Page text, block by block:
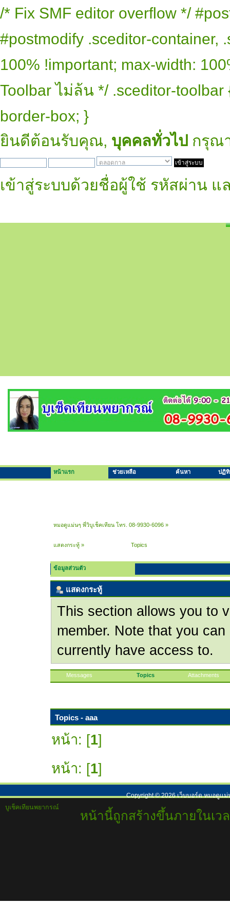
/* Fix SMF editor overflow */
#postmodify .sceditor-container,
100% !important; max-width:
Toolbar ไม่ล้น */ .sceditor-
border-box; }
ยินดีต้อนรับคุณ, บุคคลทั่วไป กรุณ
เข้าสู่ระบบด้วยชื่อผู้ใช้ รหัสผ่าน แ
หน้าแรก ช่วยเหลือ ค้นหา ปฏิ
หมอดูแม่นๆ พี่วิบูเช็คเทียน โทร. 08-9930-6096 »
แสดงกระทู้ » Topics
ข้อมูลส่วนตัว
แสดงกระทู้
This section allows you to
member. Note that you
currently have access to.
Messages Topics Attachments
Topics - aaa
หน้า: [1]
หน้า: [1]
Copyright ©2026เว็บบอร์ด หมอดูแม่
บูเช็คเทียนพยากรณ์
หน้านี้ถูกสร้างขึ้นภายในเว